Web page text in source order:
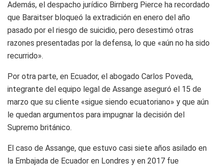
Además, el despacho jurídico Birnberg Pierce ha recordado
que Baraitser bloqueó la extradición en enero del año
pasado por el riesgo de suicidio, pero desestimó otras
razones presentadas por la defensa, lo que «aún no ha sido
recurrido».
Por otra parte, en Ecuador, el abogado Carlos Poveda,
integrante del equipo legal de Assange aseguró el 15 de
marzo que su cliente «sigue siendo ecuatoriano» y que aún
le quedan argumentos para impugnar la decisión del
Supremo británico.
El caso de Assange, que estuvo casi siete años asilado en
la Embajada de Ecuador en Londres y en 2017 fue